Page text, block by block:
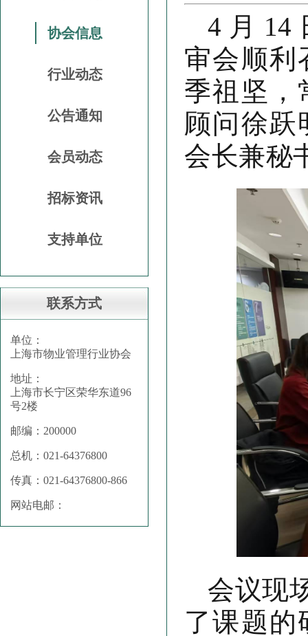
协会信息
行业动态
公告通知
会员动态
招标资讯
支持单位
联系方式
单位：
上海市物业管理行业协会
地址：
上海市长宁区荣华东道96
号2楼
邮编：200000
总机：021-64376800
传真：021-64376800-866
网站电邮：
4 月 14
审会顺利
季祖坚，
顾问徐跃
会长兼秘
会议现
了课题的